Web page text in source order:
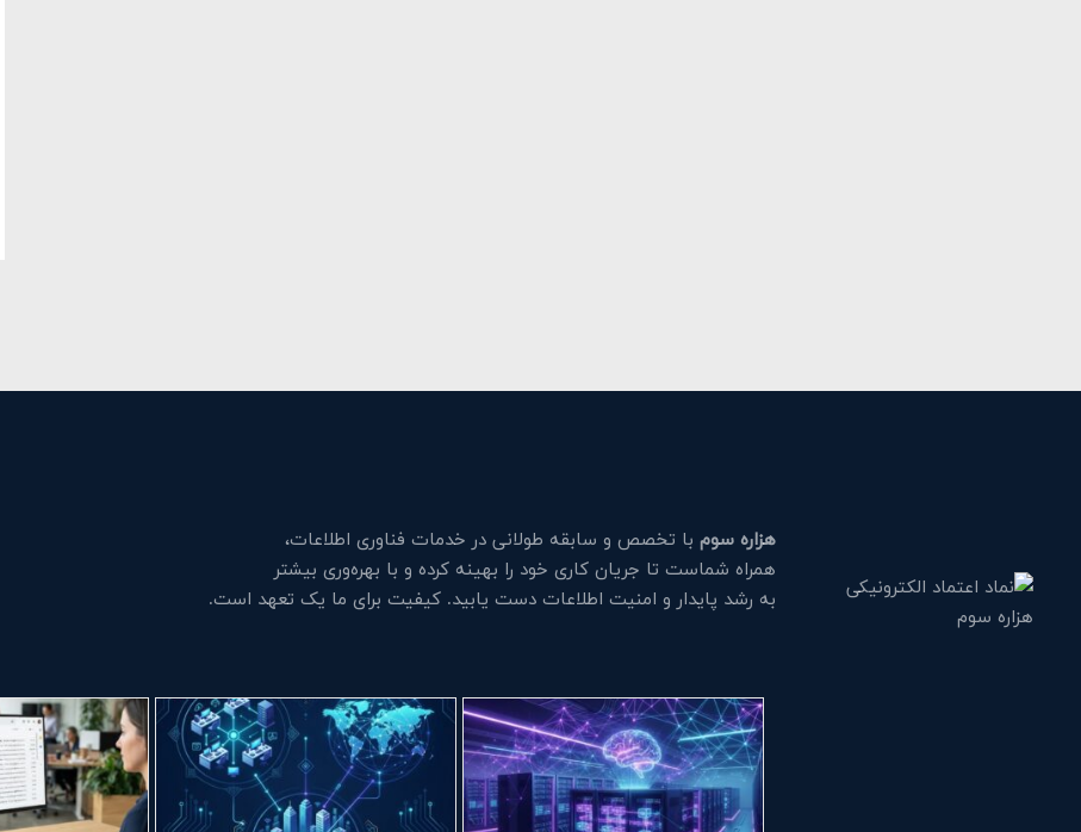
هزاره سومبا تخصص و سابقه طولانی در خدمات فناوری اطلاعات،
همراه شماست تا جریان کاری خود را بهینه کرده و با بهره‌وری بیشتر
به رشد پایدار و امنیت اطلاعات دست یابید. کیفیت برای ما یک تعهد است.